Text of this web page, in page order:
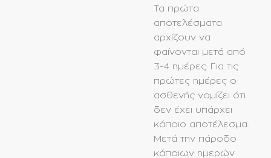
Τα πρώτα
αποτελέσματα
αρχίζουν να
φαίνονται μετά από
3-4 ημέρες. Για τις
πρώτες ημέρες ο
ασθενής νομίζει ότι
δεν έχει υπάρχει
κάποιο αποτέλεσμα.
Μετά την πάροδο
κάποιων ημερών